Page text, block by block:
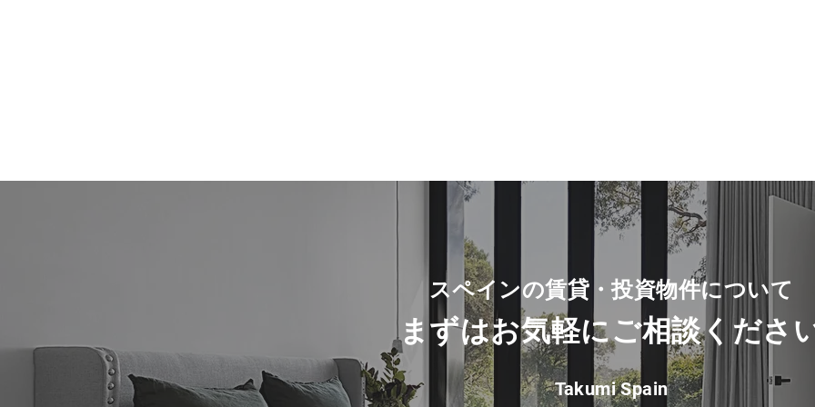
スペインの賃貸・投資物件について
​まずはお気軽にご相談くださ
Takumi Spain